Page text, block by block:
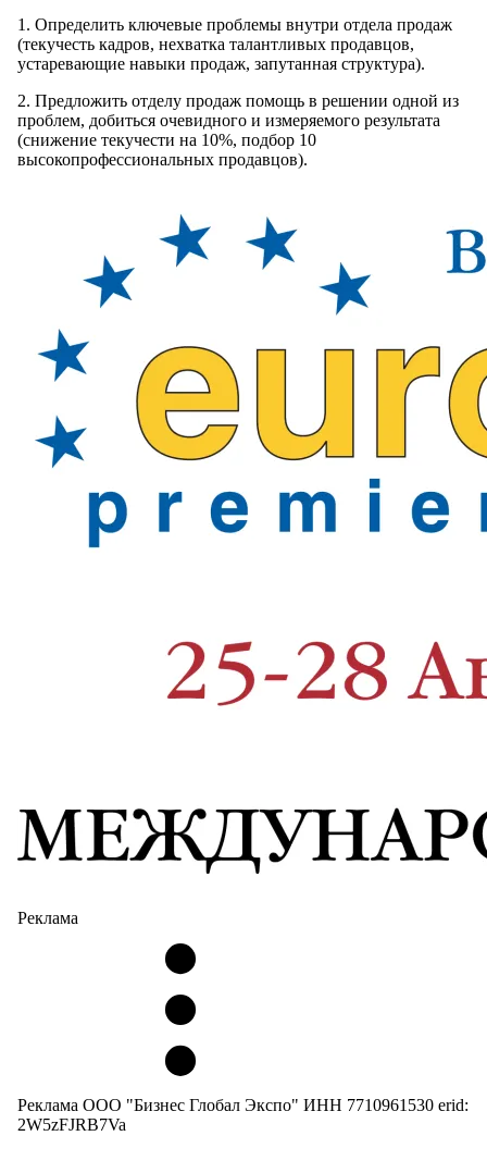
1. Определить ключевые проблемы внутри отдела продаж
(текучесть кадров, нехватка талантливых продавцов,
устаревающие навыки продаж, запутанная структура).
2. Предложить отделу продаж помощь в решении одной из
проблем, добиться очевидного и измеряемого результата
(снижение текучести на 10%, подбор 10
высокопрофессиональных продавцов).
Реклама
Реклама ООО "Бизнес Глобал Экспо" ИНН 7710961530 erid:
2W5zFJRB7Va